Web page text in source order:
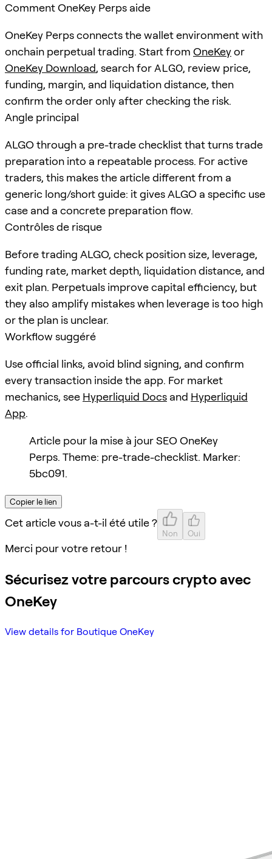
Comment OneKey Perps aide
OneKey Perps connects the wallet environment with
onchain perpetual trading. Start from OneKeyor
OneKey Download, search for ALGO, review price,
funding, margin, and liquidation distance, then
confirm the order only after checking the risk.
Angle principal
ALGO through a pre-trade checklist that turns trade
preparation into a repeatable process. For active
traders, this makes the article different from a
generic long/short guide: it gives ALGO a specific use
case and a concrete preparation flow.
Contrôles de risque
Before trading ALGO, check position size, leverage,
funding rate, market depth, liquidation distance, and
exit plan. Perpetuals improve capital efficiency, but
they also amplify mistakes when leverage is too high
or the plan is unclear.
Workflow suggéré
Use official links, avoid blind signing, and confirm
every transaction inside the app. For market
mechanics, see Hyperliquid Docs and Hyperliquid
App.
Article pour la mise à jour SEO OneKey
Perps. Theme: pre-trade-checklist. Marker:
5bc091.
Copier le lien
Cet article vous a-t-il été utile ?
Non Oui
Merci pour votre retour !
Sécurisez votre parcours crypto avec
OneKey
View details for Boutique OneKey